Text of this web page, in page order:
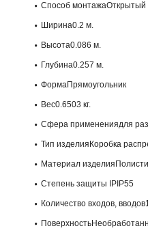
Способ монтажаОткрытый
Ширина0.2 м.
Высота0.086 м.
Глубина0.257 м.
ФормаПрямоугольник
Вес0.6503 кг.
Сфера применениядля
Тип изделияКоробка
Материал
Степень защиты IPIP55
Количество входов,